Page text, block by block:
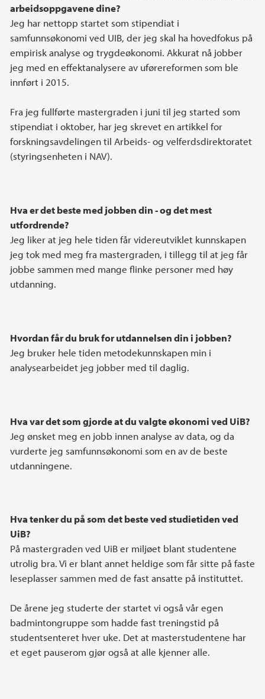
arbeidsoppgavene dine?
Jeg har nettopp startet som stipendiat i
samfunnsøkonomi ved UIB, der jeg skal ha hovedfokus på
empirisk analyse og trygdeøkonomi. Akkurat nå jobber
jeg med en effektanalysere av uførereformen som ble
innført i 2015.
Fra jeg fullførte mastergraden i juni til jeg started som
stipendiat i oktober, har jeg skrevet en artikkel for
forskningsavdelingen til Arbeids- og velferdsdirektoratet
(styringsenheten i NAV).
Hva er det beste med jobben din - og det mest
utfordrende?
Jeg liker at jeg hele tiden får videreutviklet kunnskapen
jeg tok med meg fra mastergraden, i tillegg til at jeg får
jobbe sammen med mange flinke personer med høy
utdanning.
Hvordan får du bruk for utdannelsen din i jobben?
Jeg bruker hele tiden metodekunnskapen min i
analysearbeidet jeg jobber med til daglig.
Hva var det som gjorde at du valgte økonomi ved UiB?
Jeg ønsket meg en jobb innen analyse av data, og da
vurderte jeg samfunnsøkonomi som en av de beste
utdanningene.
Hva tenker du på som det beste ved studietiden ved
UiB?
På mastergraden ved UiB er miljøet blant studentene
utrolig bra. Vi er blant annet heldige som får sitte på faste
leseplasser sammen med de fast ansatte på instituttet.
De årene jeg studerte der startet vi også vår egen
badmintongruppe som hadde fast treningstid på
studentsenteret hver uke. Det at masterstudentene har
et eget pauserom gjør også at alle kjenner alle.